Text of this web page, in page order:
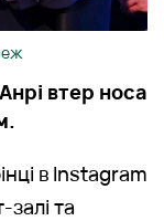
втер носа
в Instagram
та